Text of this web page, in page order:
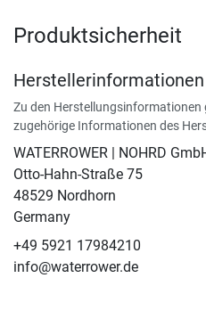
Produktsicherheit
Herstellerinformationen
Zu den Herstellungsinformationen
zugehörige Informationen des
WATERROWER | NOHRD
Otto-Hahn-Straße 75
48529 Nordhorn
Germany
+49 5921 17984210
info@waterrower.de